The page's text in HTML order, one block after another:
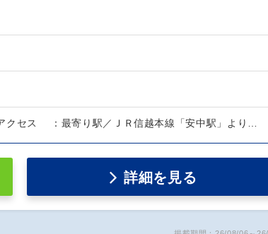
ス ：最寄り駅／ＪＲ信越本線「安中駅」より…
詳細を見る